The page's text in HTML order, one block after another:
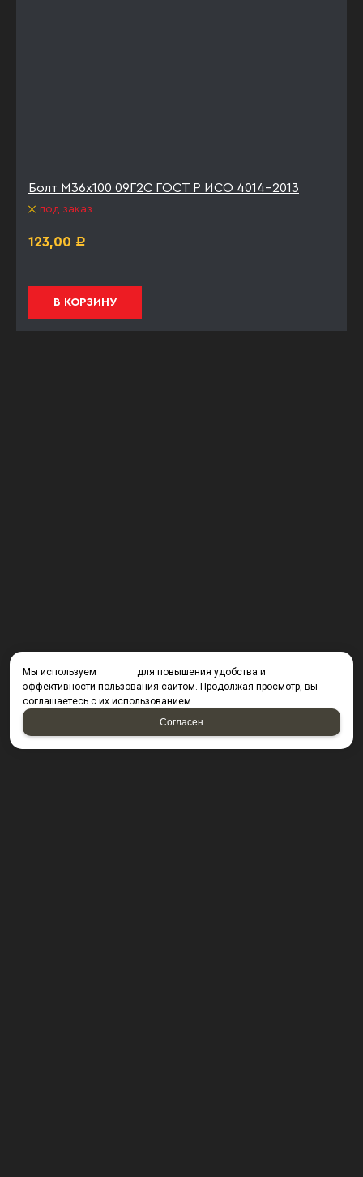
Болт М36х100 09Г2С ГОСТ Р ИСО 4014-2013
под заказ
123,00 Р
В КОРЗИНУ
Мы используем
для повышения удобства и
эффективности пользования сайтом. Продолжая просмотр, вы
соглашаетесь с их использованием.
Согласен